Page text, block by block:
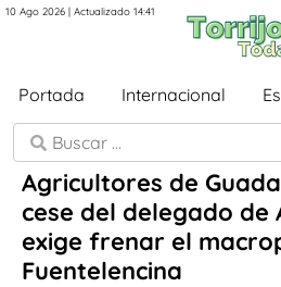
10 Ago 2026 | Actualizado 14:41
Portada Internacional
Agricultores de
cese del delegado de
exige frenar el
Fuentelencina